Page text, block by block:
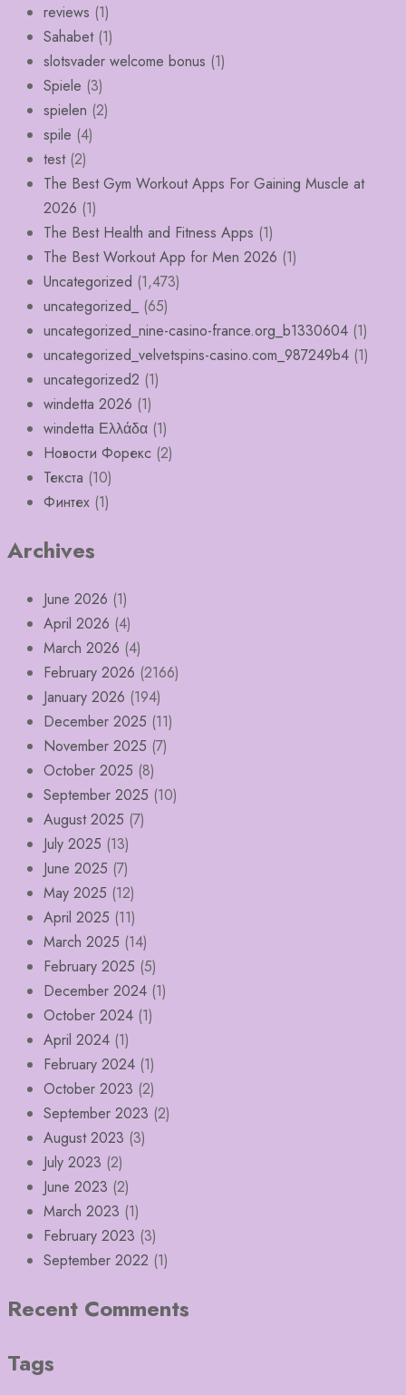
reviews (1)
Sahabet(1)
slotsvader welcome bonus (1)
Spiele (3)
spielen (2)
spile (4)
test(2)
The Best Gym Workout Apps For Gaining Muscle at
2026 (1)
The Best Health and Fitness Apps (1)
The Best Workout App for Men 2026 (1)
Uncategorized (1,473)
uncategorized_
(65)
uncategorized_nine-casino-france.org_b1330604 (1)
uncategorized_velvetspins-casino.com_987249b4 (1)
uncategorized2 (1)
windetta 2026 (1)
windetta Ελλάδα (1)
Новости Форекс (2)
Текста (10)
Финтех (1)
Archives
June 2026 (1)
April 2026 (4)
March 2026 (4)
February 2026 (2166)
January 2026 (194)
December 2025 (11)
November 2025 (7)
October 2025 (8)
September 2025 (10)
August 2025 (7)
July 2025 (13)
June 2025 (7)
May 2025 (12)
April 2025 (11)
March 2025 (14)
February 2025 (5)
December 2024 (1)
October 2024 (1)
April 2024 (1)
February 2024 (1)
October 2023 (2)
September 2023 (2)
August 2023 (3)
July 2023 (2)
June 2023 (2)
March 2023 (1)
February 2023 (3)
September 2022 (1)
Recent Comments
Tags